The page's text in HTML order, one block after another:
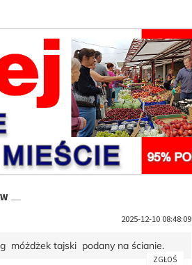
2025-12-10 08:48:09
móżdżek tajski podany na ścianie.
ZGŁOŚ